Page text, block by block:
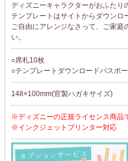
ディズニーキャラクターがおふたり
テンプレートはサイトからダウンロ
ご自由にアレンジなさって、ご家
い。
○席札10枚
○テンプレートダウンロードパスポー
148×100mm(官製ハガキサイズ)
※ディズニーの正規ライセンス商品
※インクジェットプリンター対応